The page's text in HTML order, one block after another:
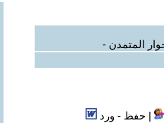
المتمدن -
|حفظ - ورد